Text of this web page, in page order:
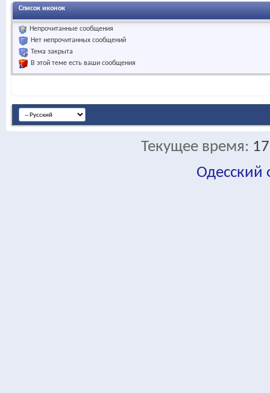
Список иконок
Непрочитанные сообщения
Нет непрочитанных сообщений
Тема закрыта
В этой теме есть ваши сообщения
Текущее время:
Одесский